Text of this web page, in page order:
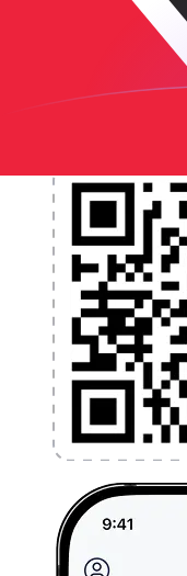
et la gestion de vos
programmez des
l'argent à l'étranger
l'application dès